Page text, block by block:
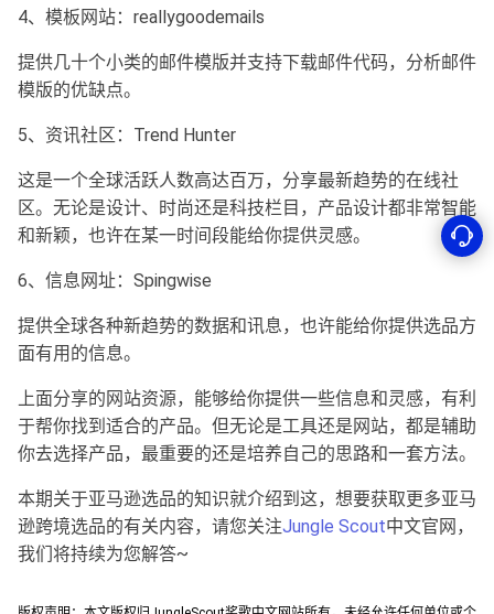
4、模板网站：reallygoodemails
提供几十个小类的邮件模版并支持下载邮件代码，分析邮件
模版的优缺点。
5、资讯社区：Trend Hunter
这是一个全球活跃人数高达百万，分享最新趋势的在线社
区。无论是设计、时尚还是科技栏目，产品设计都非常智能
和新颖，也许在某一时间段能给你提供灵感。
6、信息网址：Spingwise
提供全球各种新趋势的数据和讯息，也许能给你提供选品方
面有用的信息。
上面分享的网站资源，能够给你提供一些信息和灵感，有利
于帮你找到适合的产品。但无论是工具还是网站，都是辅助
你去选择产品，最重要的还是培养自己的思路和一套方法。
本期关于亚马逊选品的知识就介绍到这，想要获取更多亚马
逊跨境选品的有关内容，请您关注Jungle Scout中文官网，
我们将持续为您解答~